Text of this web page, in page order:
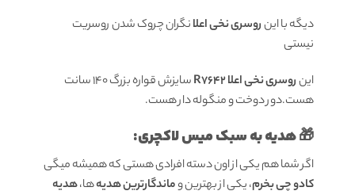
دیگه با اینروسری نخی اعلانگران چروک شدن روسریت
نیستی
اینروسری نخی اعلا R7642
سایزش قواره بزرگ 140 سانت
هست.دور دوخت و منگوله دار هست.
🎁 هدیه به سبک میس لاکچری:
اگر شما هم یکی از اون دسته افرادی هستی که همیشه میگی
کادو چی بخرم، یکی از بهترین وماندگارترین هدیهها،هدیه